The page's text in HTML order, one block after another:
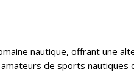
nautique, offrant une
amateurs de sports